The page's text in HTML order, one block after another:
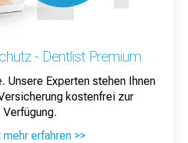
- Dentlist Premium
Unsere Experten stehen Ihnen
kostenfrei zur
Verfügung.
erfahren >>